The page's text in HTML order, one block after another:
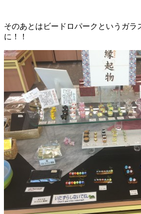
そのあとはビードロパークというガラ
に！！